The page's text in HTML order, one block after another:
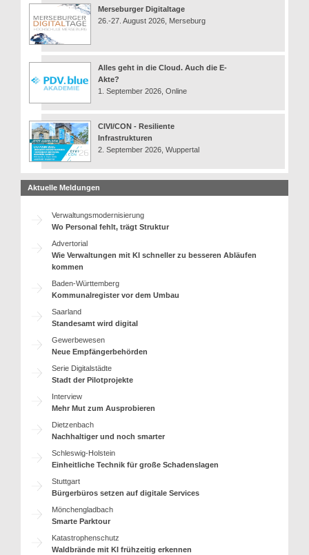
Merseburger Digitaltage
26.-27. August 2026, Merseburg
Alles geht in die Cloud. Auch die E-
Akte?
1. September 2026, Online
CIVI/CON - Resiliente
Infrastrukturen
2. September 2026, Wuppertal
Aktuelle Meldungen
Verwaltungsmodernisierung
Wo Personal fehlt, trägt Struktur
Advertorial
Wie Verwaltungen mit KI schneller zu besseren Abläufen
kommen
Baden-Württemberg
Kommunalregister vor dem Umbau
Saarland
Standesamt wird digital
Gewerbewesen
Neue Empfängerbehörden
Serie Digitalstädte
Stadt der Pilotprojekte
Interview
Mehr Mut zum Ausprobieren
Dietzenbach
Nachhaltiger und noch smarter
Schleswig-Holstein
Einheitliche Technik für große Schadenslagen
Stuttgart
Bürgerbüros setzen auf digitale Services
Mönchengladbach
Smarte Parktour
Katastrophenschutz
Waldbrände mit KI frühzeitig erkennen